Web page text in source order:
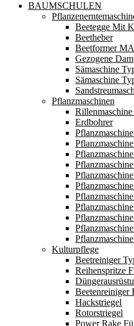
BAUMSCHULEN
Beetegge Mit
Beetheber
Beetformer
Gezogene
Sämaschine
Sämaschine
Pflanzmaschinen
Erdbohrer
Kulturpflege
Beetreiniger
Reihenspritze
Beetenreiniger
Hackstriegel
Rotorstriegel
Power Rake